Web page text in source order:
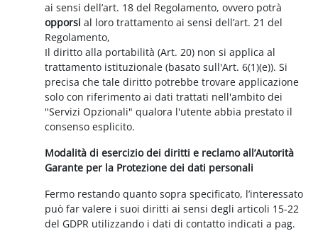
ai sensi dell’art. 18 del Regolamento, ovvero potrà
opporsi al loro trattamento ai sensi dell’art. 21 del
Regolamento,
Il diritto alla portabilità (Art. 20) non si applica al
trattamento istituzionale (basato sull'Art. 6(1)(e)). Si
precisa che tale diritto potrebbe trovare applicazione
solo con riferimento ai dati trattati nell'ambito dei
"Servizi Opzionali" qualora l'utente abbia prestato il
consenso esplicito.
Modalità di esercizio dei diritti e reclamo all’Autorità
Garante per la Protezione dei dati personali
Fermo restando quanto sopra specificato, l’interessato
può far valere i suoi diritti ai sensi degli articoli 15-22
del GDPR utilizzando i dati di contatto indicati a pag.